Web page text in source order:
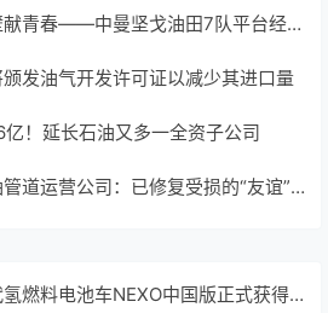
（油田员工）扎根戈壁献青春——中曼坚戈油田7队平台经理王中侨专访
颁发油气开发许可证以减少其进口量
亿！延长石油又多一全资子公司
（波兰管道）波兰石油管道运营公司：已修复受损的“友谊”输油管道
（中国燃料电池）现代氢燃料电池车NEXO中国版正式获得新能源牌照